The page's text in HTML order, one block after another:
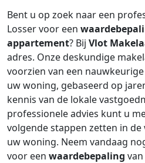
Bent u op zoek naar een
Losser voor een
appartement? Bij Vlot
adres. Onze deskundige
voorzien van een nauwkeurige
uw woning, gebaseerd op
kennis van de lokale
professionele advies kunt u
volgende stappen zetten in
uw woning. Neem vandaag
voor een waardebepaling